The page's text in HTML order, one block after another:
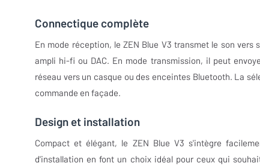
Connectique complète
En mode réception, le ZEN Blue V3 transmet le son
ampli hi-fi ou DAC. En mode transmission, il peut
réseau vers un casque ou des enceintes Bluetooth. La
commande en façade.
Design et installation
Compact et élégant, le ZEN Blue V3 s'intègre
d'installation en font un choix idéal pour ceux qui